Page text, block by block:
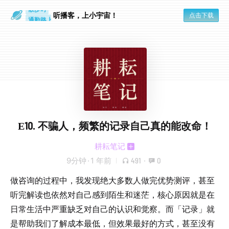
通勤路上 听播客，上小宇宙！ 点击下载
E10. 不骗人，频繁的记录自己真的能改命！
耕耘笔记
9分钟 · 1 年前 491 · 0
做咨询的过程中，我发现绝大多数人做完优势测评，甚至
听完解读也依然对自己感到陌生和迷茫，核心原因就是在
日常生活中严重缺乏对自己的认识和觉察。而「记录」就
是帮助我们了解成本最低，但效果最好的方式，甚至没有